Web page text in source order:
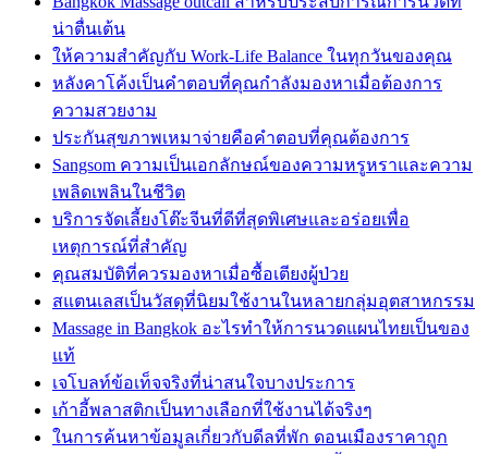
น่าตื่นเต้น
ให้ความสำคัญกับ Work-Life Balance ในทุกวันของคุณ
หลังคาโค้งเป็นคำตอบที่คุณกำลังมองหาเมื่อต้องการ
ความสวยงาม
ประกันสุขภาพเหมาจ่ายคือคำตอบที่คุณต้องการ
Sangsom ความเป็นเอกลักษณ์ของความหรูหราและความ
เพลิดเพลินในชีวิต
บริการจัดเลี้ยงโต๊ะจีนที่ดีที่สุดพิเศษและอร่อยเพื่อ
เหตุการณ์ที่สำคัญ
คุณสมบัติที่ควรมองหาเมื่อซื้อเตียงผู้ป่วย
สแตนเลสเป็นวัสดุที่นิยมใช้งานในหลายกลุ่มอุตสาหกรรม
Massage in Bangkok อะไรทำให้การนวดแผนไทยเป็นของ
แท้
เจโบลท์ข้อเท็จจริงที่น่าสนใจบางประการ
เก้าอี้พลาสติกเป็นทางเลือกที่ใช้งานได้จริงๆ
ในการค้นหาข้อมูลเกี่ยวกับดีลที่พัก ดอนเมืองราคาถูก